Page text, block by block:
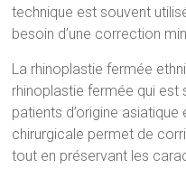
technique est souvent
besoin d’une correction
La rhinoplastie fermée
rhinoplastie fermée qui
patients d’origine
chirurgicale permet de
tout en préservant les